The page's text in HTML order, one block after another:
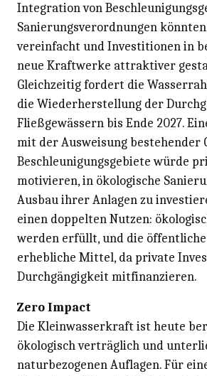
Integration von
Sanierungsverordnungen
vereinfacht und Investitionen in
neue Kraftwerke attraktiver
Gleichzeitig fordert die
die Wiederherstellung der
Fließgewässern bis Ende 2027.
mit der Ausweisung bestehender
Beschleunigungsgebiete würde
motivieren, in ökologische
Ausbau ihrer Anlagen zu
einen doppelten Nutzen:
werden erfüllt, und die
erhebliche Mittel, da private
Durchgängigkeit mitfinanzieren.
Zero Impact
Die Kleinwasserkraft ist heute
ökologisch verträglich und
naturbezogenen Auflagen. Für